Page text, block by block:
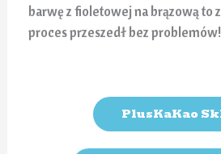
barwę z fioletowej na brązową to
proces przeszedł bez problemów!
PlusKaKao